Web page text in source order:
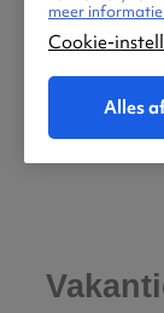
aan boord.
(ondiepe
(diepere
meer
Cookie-
Alles